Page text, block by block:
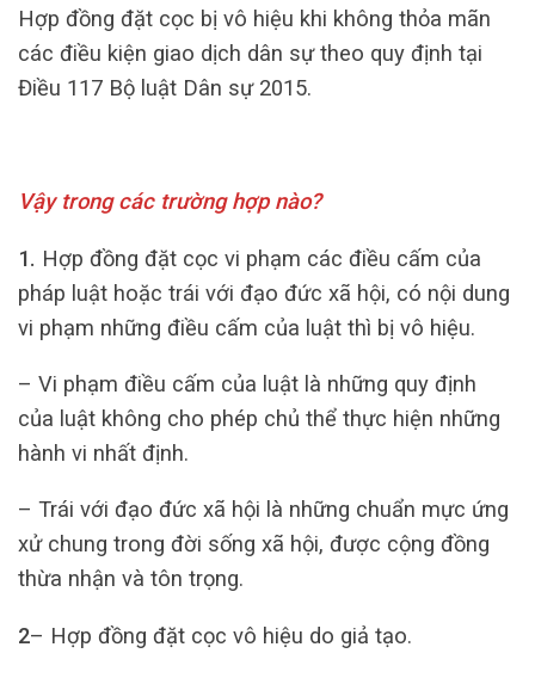
Hợp đồng đặt cọc bị vô hiệu khi không thỏa mãn
các điều kiện giao dịch dân sự theo quy định tại
Điều 117 Bộ luật Dân sự 2015.
Vậy trong các trường hợp nào?
1. Hợp đồng đặt cọc vi phạm các điều cấm của
pháp luật hoặc trái với đạo đức xã hội, có nội dung
vi phạm những điều cấm của luật thì bị vô hiệu.
– Vi phạm điều cấm của luật là những quy định
của luật không cho phép chủ thể thực hiện những
hành vi nhất định.
– Trái với đạo đức xã hội là những chuẩn mực ứng
xử chung trong đời sống xã hội, được cộng đồng
thừa nhận và tôn trọng.
2– Hợp đồng đặt cọc vô hiệu do giả tạo.